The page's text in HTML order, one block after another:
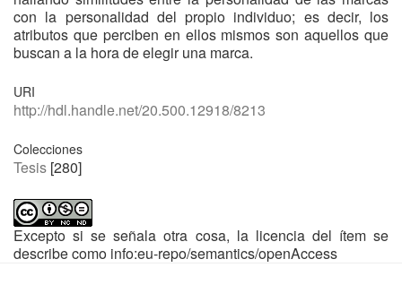
con la personalidad del propio individuo; es decir, los
atributos que perciben en ellos mismos son aquellos que
buscan a la hora de elegir una marca.
URI
http://hdl.handle.net/20.500.12918/8213
Colecciones
Tesis [280]
Excepto si se señala otra cosa, la licencia del ítem se
describe como info:eu-repo/semantics/openAccess